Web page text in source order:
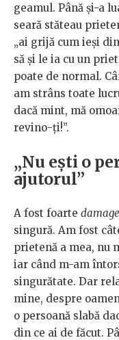
geamul. Până și-a
seară stăteau
„ai grijă cum ieși
să și le ia cu un
poate de normal.
am strâns toate
dacă mint, mă
revino-ți!”.
„Nu ești o
ajutorul”
A fost foarte damage
singură. Am fost
prietenă a mea, nu
iar când m-am
singurătate. Dar
mine, despre
o persoană slabă
din ce ai de făcut.